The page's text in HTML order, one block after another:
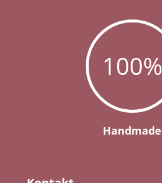
100%
Handmade